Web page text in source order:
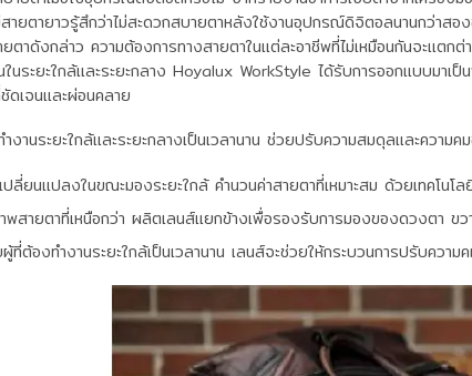
ตายาวรู้สึกว่าไม่สะดวกสบายตาหลังใช้งานอุปกรณ์ดิจิตอลนานกว่าสอ
ตาดังกล่าว ความต้องการทางสายตาในแต่ละอาชีพที่ไม่เหมือนกันจะแต
นระยะใกล้และระยะกลาง Hoyalux WorkStyle ได้รับการออกแบบมาเ
ดเจนและผ่อนคลาย
งานระยะใกล้และระยะกลางเป็นเวลานาน ช่วยปรับความสมดุลและความ
ลี่ยนแปลงในขณะมองระยะใกล้ คำนวนค่าสายตาที่เหมาะสม ด้วยเทคโนโ
สายตาที่เหนือกว่า ผลิตเลนส์แยกข้างเพื่อรองรับการมองของดวงตา ขว
ผู้ที่ต้องทำงานระยะใกล้เป็นเวลานาน เลนส์จะช่วยให้กระบวนการปรับควา